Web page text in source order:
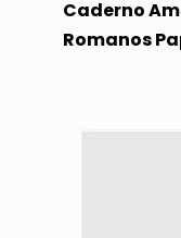
Caderno
Romanos